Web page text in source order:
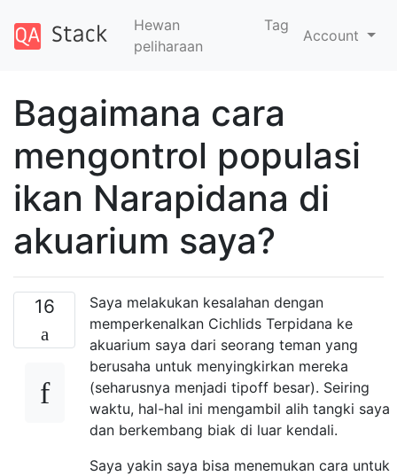
Hewan
peliharaan
Tag
Account
Bagaimana cara
mengontrol populasi
ikan Narapidana di
akuarium saya?
16
Saya melakukan kesalahan dengan
memperkenalkan Cichlids Terpidana ke
akuarium saya dari seorang teman yang
berusaha untuk menyingkirkan mereka
(seharusnya menjadi tipoff besar). Seiring
waktu, hal-hal ini mengambil alih tangki saya
dan berkembang biak di luar kendali.
Saya yakin saya bisa menemukan cara untuk